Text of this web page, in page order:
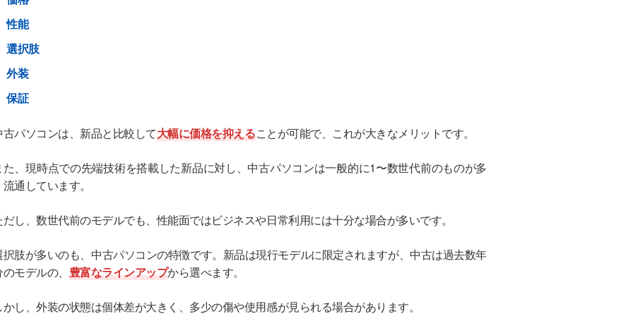
性能
選択肢
外装
保証
古パソコンは、新品と比較して大幅に価格を抑えることが可能で、これが大きなメリットです。
た、現時点での先端技術を搭載した新品に対し、中古パソコンは一般的に1〜数世代前のものが多
通しています。
だし、数世代前のモデルでも、性能面ではビジネスや日常利用には十分な場合が多いです。
択肢が多いのも、中古パソコンの特徴です。新品は現行モデルに限定されますが、中古は過去数年
モデルの、 豊富なラインアップから選べます。
かし、外装の状態は個体差が大きく、多少の傷や使用感が見られる場合があります。